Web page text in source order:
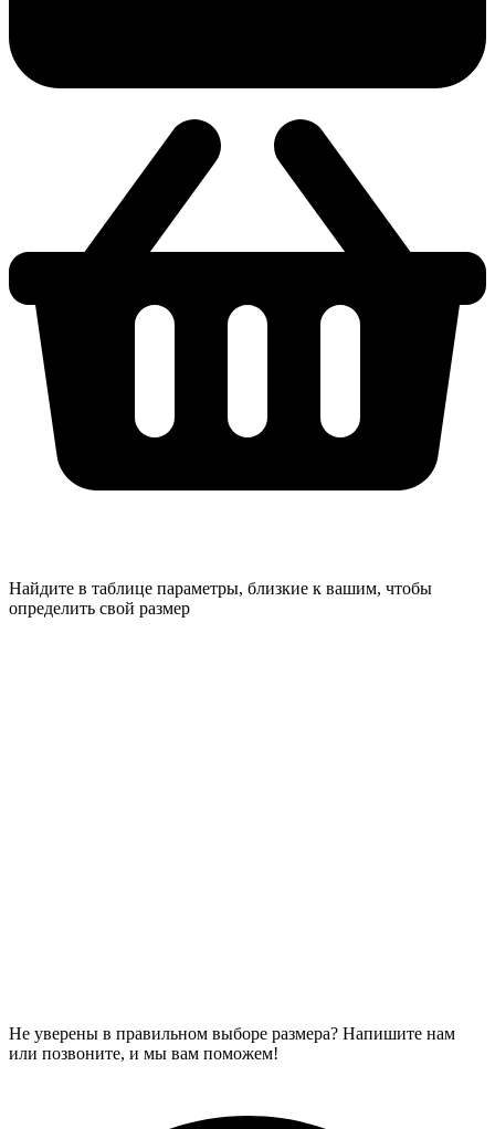
Найдите в таблице параметры, близкие к вашим, чтобы
определить свой размер
Не уверены в правильном выборе размера? Напишите нам
или позвоните, и мы вам поможем!